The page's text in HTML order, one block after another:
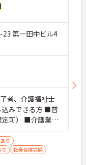
23 第一田中ビル4
者、介護福祉士
みできる方 ■普
定可） ■介護業務
り
社会保険完備